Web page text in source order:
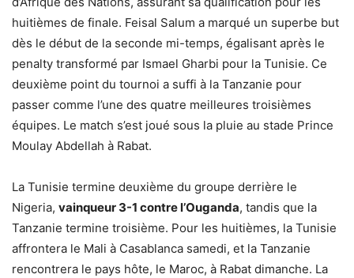
huitièmes de finale. Feisal Salum a marqué un superbe but
dès le début de la seconde mi-temps, égalisant après le
penalty transformé par Ismael Gharbi pour la Tunisie. Ce
deuxième point du tournoi a suffi à la Tanzanie pour
passer comme l’une des quatre meilleures troisièmes
équipes. Le match s’est joué sous la pluie au stade Prince
Moulay Abdellah à Rabat.
La Tunisie termine deuxième du groupe derrière le
Nigeria, vainqueur 3-1 contre l’Ouganda, tandis que la
Tanzanie termine troisième. Pour les huitièmes, la Tunisie
affrontera le Mali à Casablanca samedi, et la Tanzanie
rencontrera le pays hôte, le Maroc, à Rabat dimanche. La